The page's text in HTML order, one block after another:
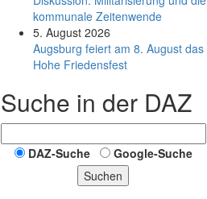
kommunale Zeitenwende
5. August 2026
Augsburg feiert am 8. August das
Hohe Friedensfest
Suche in der DAZ
DAZ-Suche
Google-Suche
Suchen